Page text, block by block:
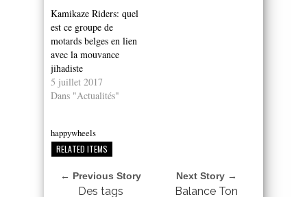
Kamikaze Riders: quel
est ce groupe de
motards belges en lien
avec la mouvance
jihadiste
5 juillet 2017
Dans "Actualités"
happywheels
RELATED ITEMS
← Previous Story
Des tags
Next Story →
Balance Ton